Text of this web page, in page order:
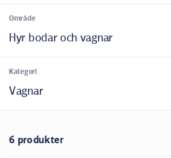
Område
Hyr bodar och vagnar
Kategori
Vagnar
6 produkter